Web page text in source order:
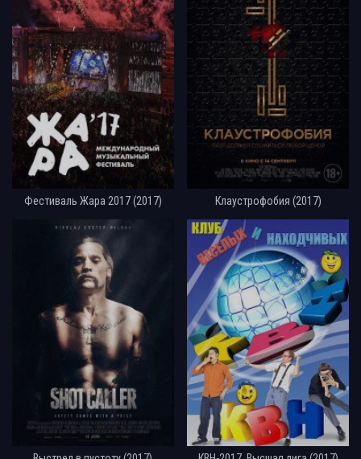
Фестиваль Жара 2017 (2017) Клаустрофобия (2017)